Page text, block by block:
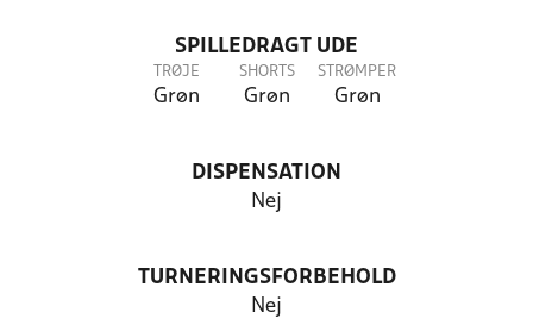
SPILLEDRAGT UDE
TRØJE
Grøn
SHORTS
Grøn
STRØMPER
Grøn
DISPENSATION
Nej
TURNERINGSFORBEHOLD
Nej